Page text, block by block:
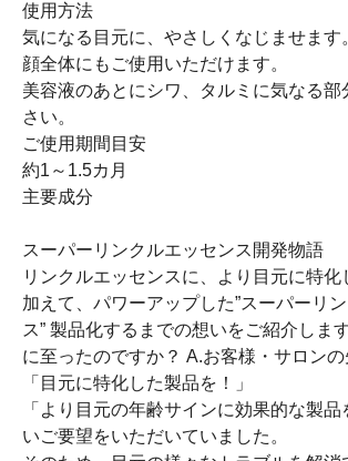
使用方法
気になる目元に、やさしくなじませます
顔全体にもご使用いただけます。
美容液のあとにシワ、タルミに気なる部
さい。
ご使用期間目安
約1～1.5カ月
主要成分
スーパーリンクルエッセンス開発物語
リンクルエッセンスに、より目元に特化
加えて、パワーアップした”スーパーリ
ス” 製品化するまでの想いをご紹介しま
に至ったのですか？ A.お客様・サロンの
「目元に特化した製品を！」
「より目元の年齢サインに効果的な製
いご要望をいただいていました。